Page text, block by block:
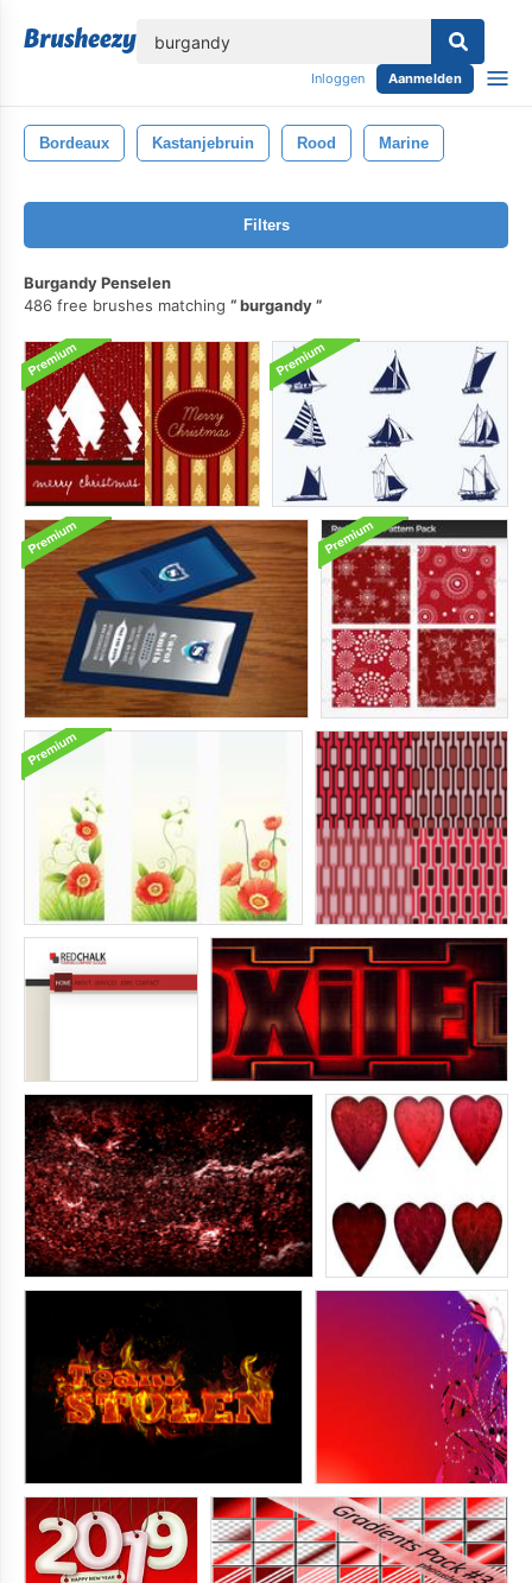
Inloggen Aanmelden
Bordeaux Kastanjebruin Rood Marine
Filters
Burgandy Penselen
486 free brushes matching
burgandy